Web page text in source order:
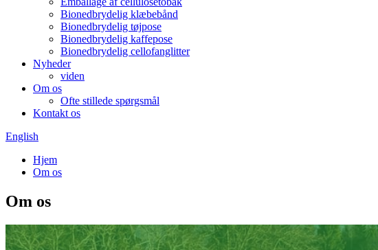
Bionedbrydelig klæbebånd
Bionedbrydelig tøjpose
Bionedbrydelig kaffepose
Bionedbrydelig cellofanglitter
Nyheder
viden
Om os
Ofte stillede spørgsmål
Kontakt os
English
Hjem
Om os
Om os